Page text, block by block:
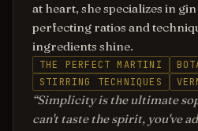
at heart, she specializes in
perfecting ratios and
ingredients shine.
THE PERFECT MARTINI
STIRRING TECHNIQUES
Simplicity is the ultimate
can't taste the spirit, you've